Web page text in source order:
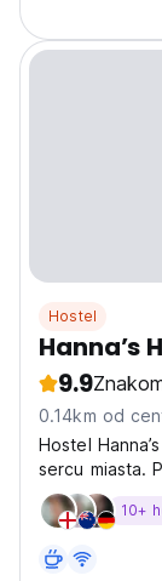
Hostel
Hanna’s
9.9
0.14km od
Hostel
sercu miasta.
zapewnią
sprawią, że10+